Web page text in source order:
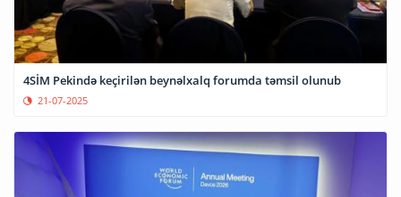
4SİM Pekində keçirilən beynəlxalq forumda təmsil olunub
21-07-2025